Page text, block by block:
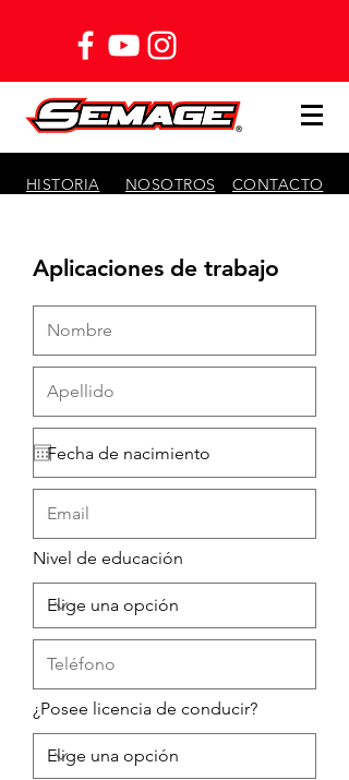
HISTORIA NOSOTROS CONTACTO
Aplicaciones de trabajo
Nivel de educación
¿Posee licencia de conducir?